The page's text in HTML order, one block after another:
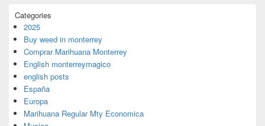
Categories
2025
Buy weed in monterrey
Comprar Marihuana Monterrey
English monterreymagico
english posts
España
Europa
Marihuana Regular Mty Economica